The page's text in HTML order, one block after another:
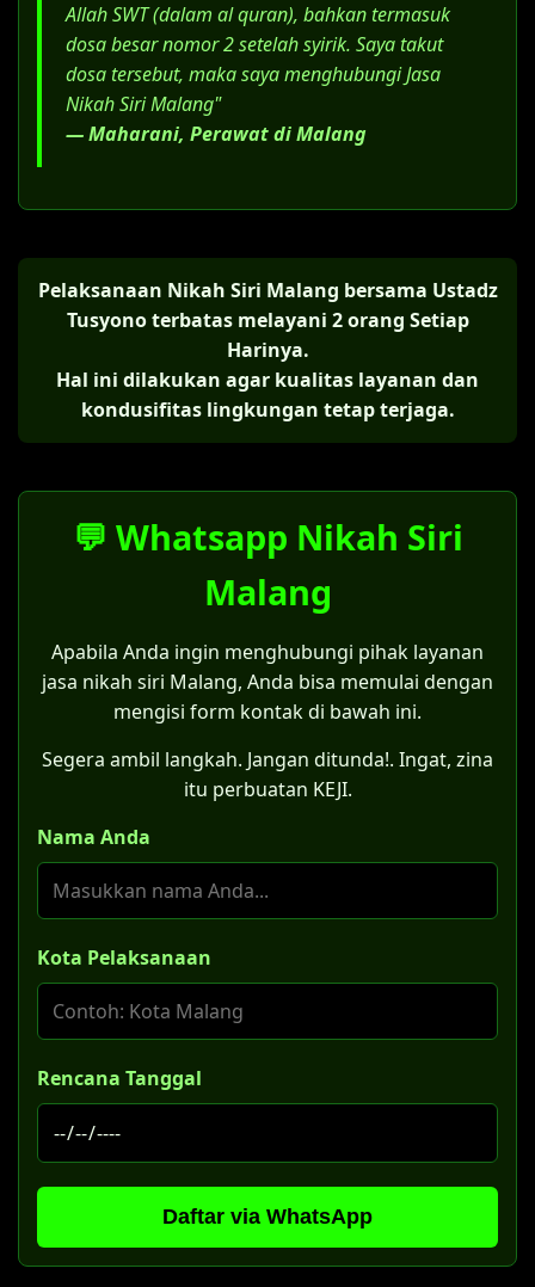
Allah SWT (dalam al quran), bahkan termasuk
dosa besar nomor 2 setelah syirik. Saya takut
dosa tersebut, maka saya menghubungi Jasa
Nikah Siri Malang"
— Maharani, Perawat di Malang
Pelaksanaan Nikah Siri Malang bersama Ustadz
Tusyono terbatas melayani 2 orang Setiap
Harinya.
Hal ini dilakukan agar kualitas layanan dan
kondusifitas lingkungan tetap terjaga.
💬 Whatsapp Nikah Siri
Malang
Apabila Anda ingin menghubungi pihak layanan
jasa nikah siri Malang, Anda bisa memulai dengan
mengisi form kontak di bawah ini.
Segera ambil langkah. Jangan ditunda!. Ingat, zina
itu perbuatan KEJI.
Nama Anda
Kota Pelaksanaan
Rencana Tanggal
Daftar via WhatsApp